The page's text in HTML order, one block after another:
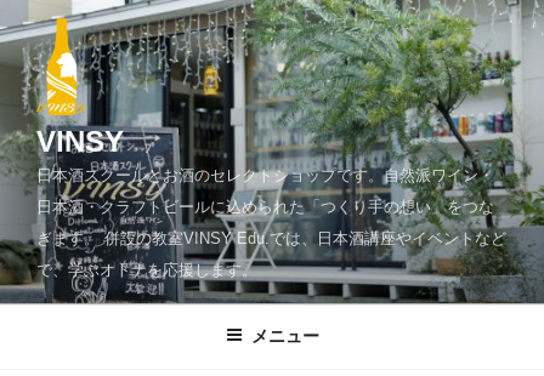
ン
ツ
へ
ッ
プ
VINSY
日本酒スクールとお酒のセレクトショップです。自然派ワイン・
日本酒・クラフトビールに込められた「つくり手の想い」をつな
ぎます。 併設の教室VINSY Edu.では、日本酒講座やイベントなど
で、学ぶオトナを応援します。
メニュー